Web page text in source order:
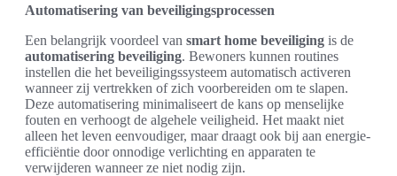
Automatisering van beveiligingsprocessen
Een belangrijk voordeel van smart home beveiliging is de
automatisering beveiliging. Bewoners kunnen routines
instellen die het beveiligingssysteem automatisch activeren
wanneer zij vertrekken of zich voorbereiden om te slapen.
Deze automatisering minimaliseert de kans op menselijke
fouten en verhoogt de algehele veiligheid. Het maakt niet
alleen het leven eenvoudiger, maar draagt ook bij aan energie-
efficiëntie door onnodige verlichting en apparaten te
verwijderen wanneer ze niet nodig zijn.